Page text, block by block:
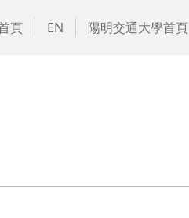
頁 EN 陽明交通大學首頁